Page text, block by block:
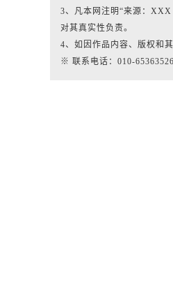
3、凡本网注明“来源：
对其真实性负责。
4、如因作品内容、版权和
※ 联系电话：010-